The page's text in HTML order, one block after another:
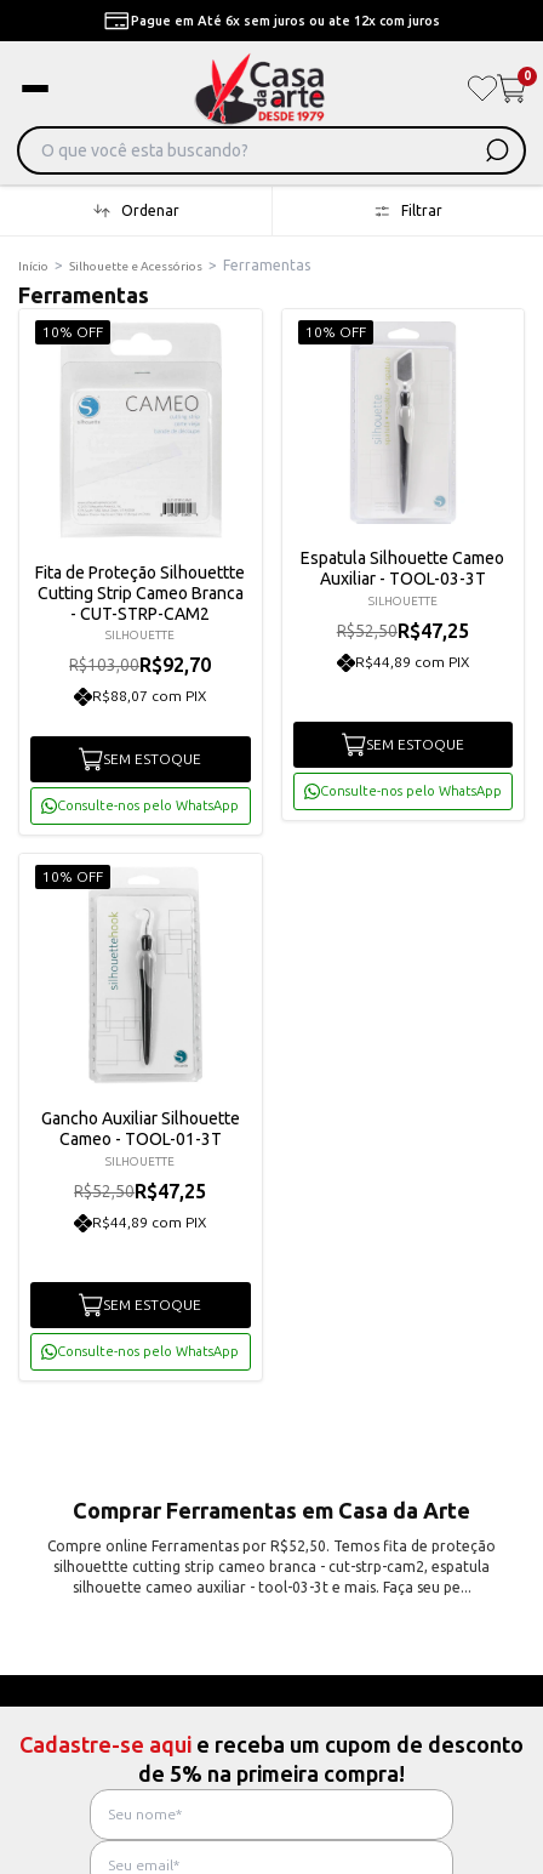
Pague em Até 6x sem juros ou ate 12x com juros
0
Ordenar Filtrar
Início > Silhouette e Acessórios > Ferramentas
Ferramentas
10% OFF
Fita de Proteção Silhouettte
Cutting Strip Cameo Branca
- CUT-STRP-CAM2
SILHOUETTE
R$103,00R$92,70
R$88,07 com PIX
SEM ESTOQUE
Consulte-nos pelo WhatsApp
10% OFF
Espatula Silhouette Cameo
Auxiliar - TOOL-03-3T
SILHOUETTE
R$52,50R$47,25
R$44,89 com PIX
SEM ESTOQUE
Consulte-nos pelo WhatsApp
10% OFF
Gancho Auxiliar Silhouette
Cameo - TOOL-01-3T
SILHOUETTE
R$52,50R$47,25
R$44,89 com PIX
SEM ESTOQUE
Consulte-nos pelo WhatsApp
Comprar Ferramentas em Casa da Arte
Compre online Ferramentas por R$52,50. Temos fita de proteção
silhouettte cutting strip cameo branca - cut-strp-cam2, espatula
silhouette cameo auxiliar - tool-03-3t e mais. Faça seu pe...
Cadastre-se aqui e receba um cupom de desconto
de 5% na primeira compra!